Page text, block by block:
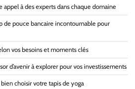
appel à des experts dans chaque domaine
de pouce bancaire incontournable pour
vos besoins et moments clés
d’avenir à explorer pour vos investissements
choisir votre tapis de yoga